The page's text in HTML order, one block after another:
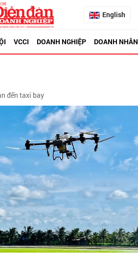
English
VCCI DOANH NGHIỆP DOANH NHÂN
đến taxi bay